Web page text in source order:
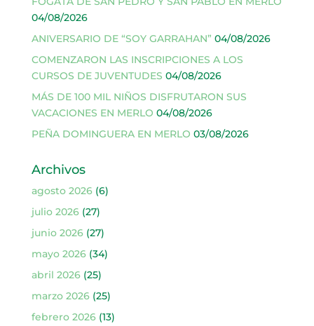
04/08/2026
ANIVERSARIO DE “SOY GARRAHAN” 04/08/2026
COMENZARON LAS INSCRIPCIONES A LOS
CURSOS DE JUVENTUDES 04/08/2026
MÁS DE 100 MIL NIÑOS DISFRUTARON SUS
VACACIONES EN MERLO 04/08/2026
PEÑA DOMINGUERA EN MERLO 03/08/2026
Archivos
agosto 2026(6)
julio 2026(27)
junio 2026(27)
mayo 2026(34)
abril 2026(25)
marzo 2026(25)
febrero 2026(13)